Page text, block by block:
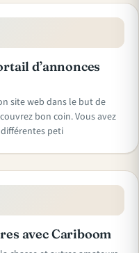
d’annonces
site web dans le but de
bon coin. Vous avez
peti
avec Cariboom